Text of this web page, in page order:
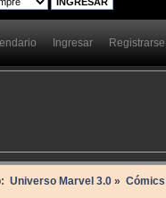
Ingresar Registrarse
Universo Marvel 3.0» Cómics